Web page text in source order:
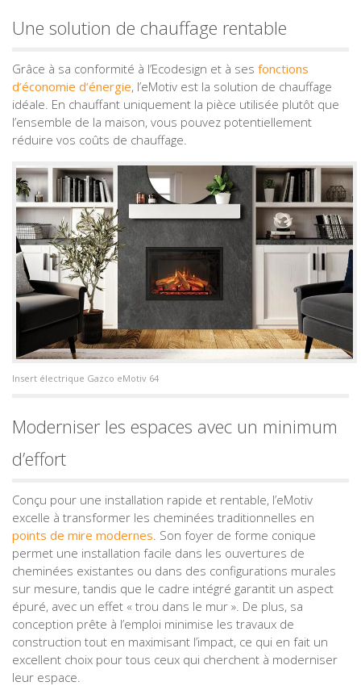
Une solution de chauffage rentable
Grâce à sa conformité à l’Ecodesign et à ses fonctions
d’économie d’énergie, l’eMotiv est la solution de chauffage
idéale. En chauffant uniquement la pièce utilisée plutôt que
l’ensemble de la maison, vous pouvez potentiellement
réduire vos coûts de chauffage.
Insert électrique Gazco eMotiv 64
Moderniser les espaces avec un minimum
d’effort
Conçu pour une installation rapide et rentable, l’eMotiv
excelle à transformer les cheminées traditionnelles en
points de mire modernes . Son foyer de forme conique
permet une installation facile dans les ouvertures de
cheminées existantes ou dans des configurations murales
sur mesure, tandis que le cadre intégré garantit un aspect
épuré, avec un effet « trou dans le mur ». De plus, sa
conception prête à l’emploi minimise les travaux de
construction tout en maximisant l’impact, ce qui en fait un
excellent choix pour tous ceux qui cherchent à moderniser
leur espace.